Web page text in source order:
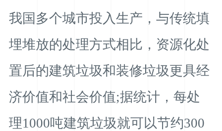
我国多个城市投入生产，与传统填
埋堆放的处理方式相比，资源化处
置后的建筑垃圾和装修垃圾更具经
济价值和社会价值;据统计，每处
理1000吨建筑垃圾就可以节约300